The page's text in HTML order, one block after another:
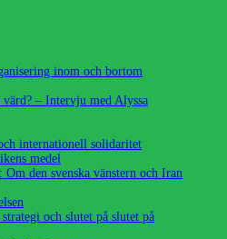
inom och bortom
värd? – Intervju med Alyssa
internationell solidaritet
medel
den svenska vänstern och Iran
och slutet på slutet på